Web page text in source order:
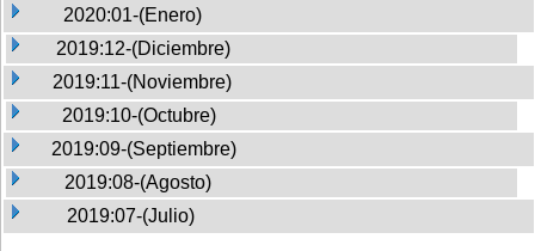
2020:01-(Enero)
2019:12-(Diciembre)
2019:11-(Noviembre)
2019:10-(Octubre)
2019:09-(Septiembre)
2019:08-(Agosto)
2019:07-(Julio)